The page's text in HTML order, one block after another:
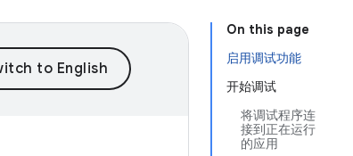
On this page
启用调试功能
开始调试
将调试程序连
接到正在运行
的应用